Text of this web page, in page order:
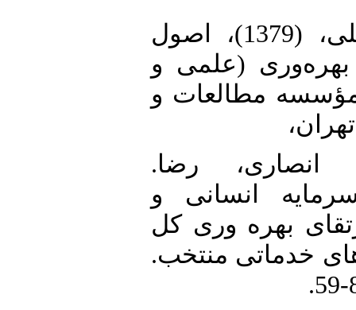
16. امامی میبدی، علی، (1379)، اصول
بهره‌وری (علمی و
مؤسسه مطالعات و
انصاری، رضا.
سرمایه انسانی و
بهره وری کل
خدماتی منتخب.